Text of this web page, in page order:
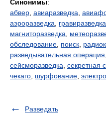
Синонимы:
абвер авиаразведка
аэроразведка
гравиразведка
магниторазведка
обследование поиск
разведывательная операция
сейсморазведка секретная
чекаго шурфование
Разведать